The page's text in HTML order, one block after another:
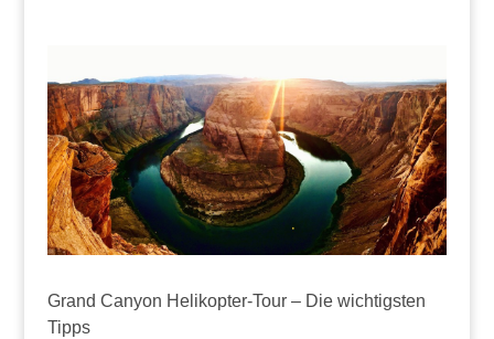
Grand Canyon Helikopter-Tour – Die wichtigsten
Tipps